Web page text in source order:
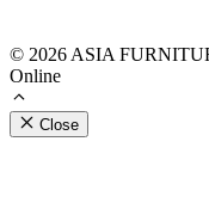
© 2026 ASIA
Online
Close